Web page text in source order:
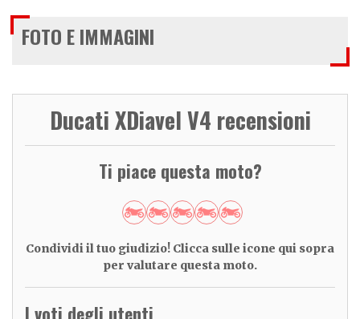
FOTO E IMMAGINI
Ducati XDiavel V4 recensioni
Ti piace questa moto?
Condividi il tuo giudizio! Clicca sulle icone qui sopra
per valutare questa moto.
I voti degli utenti